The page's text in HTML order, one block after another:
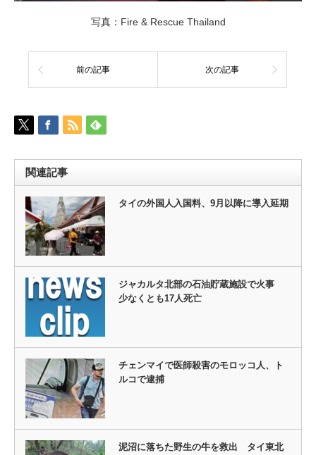
写真：Fire & Rescue Thailand
前の記事 次の記事
関連記事
タイの外国人入国料、9月以降に導入延期
ジャカルタ北部の石油貯蔵施設で火事
少なくとも17人死亡
チェンマイで医師殺害のモロッコ人、ト
ルコで逮捕
泥沼に落ちた野生の牛を救出 タイ東北